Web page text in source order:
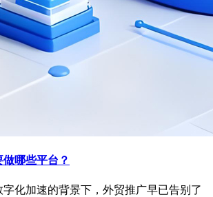
哪些平台？
化加速的背景下，外贸推广早已告别了